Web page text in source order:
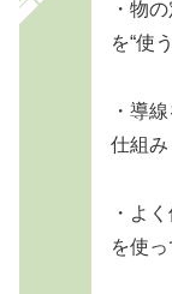
・物
を“使
・導
仕組み
・よ
を使